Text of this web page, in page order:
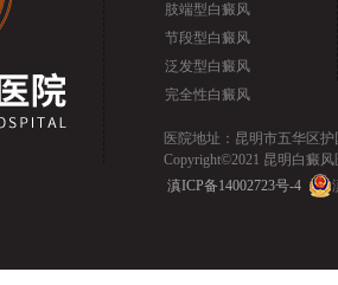
肢端型白癜风
节段型白癜风
泛发型白癜风
完全性白癜风
医院地址：昆明市五华区护
Copyright©2021 昆明白癜风
滇ICP备14002723号-4